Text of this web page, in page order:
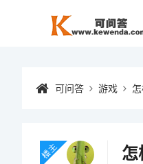
可问答 游戏
怎
楼主